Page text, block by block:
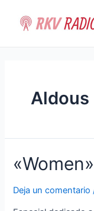
contenido
Aldous
«Women»
Deja un comentario